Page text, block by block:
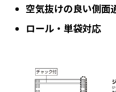
空気抜けの良い側面
ロール・単袋対応